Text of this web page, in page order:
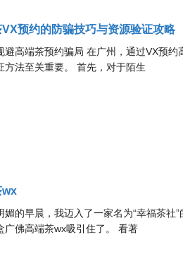
VX预约的防骗技巧与资源验证攻略
避高端茶预约骗局 在广州，通过VX预
方法至关重要。 首先，对于陌生
wx
媚的早晨，我迈入了一家名为“幸福茶
广佛高端茶wx吸引住了。 看著